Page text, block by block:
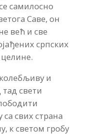
самилосно
Саве, он
већ и све
српских
и
свети
са свих страна
к светом гробу